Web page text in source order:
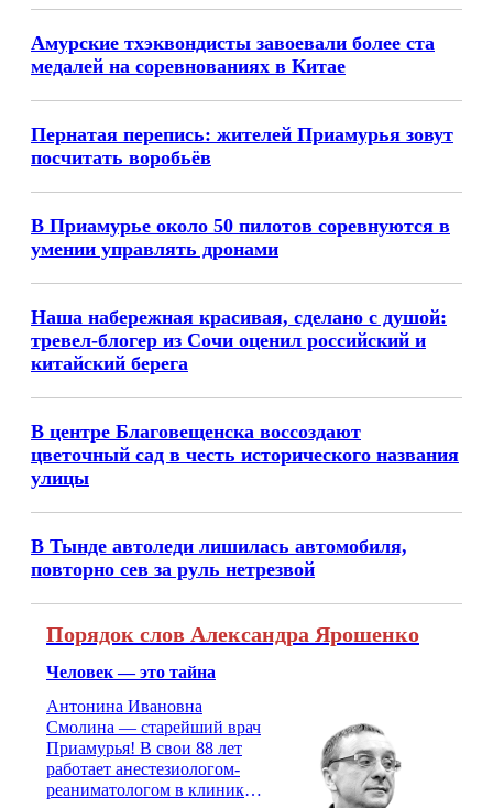
Амурские тхэквондисты завоевали более ста
медалей на соревнованиях в Китае
Пернатая перепись: жителей Приамурья зовут
посчитать воробьёв
В Приамурье около 50 пилотов соревнуются в
умении управлять дронами
Наша набережная красивая, сделано с душой:
тревел-блогер из Сочи оценил российский и
китайский берега
В центре Благовещенска воссоздают
цветочный сад в честь исторического названия
улицы
В Тынде автоледи лишилась автомобиля,
повторно сев за руль нетрезвой
Порядок слов Александра Ярошенко
Человек — это тайна
Антонина Ивановна
Смолина — старейший врач
Приамурья! В свои 88 лет
работает анестезиологом-
реаниматологом в клинике